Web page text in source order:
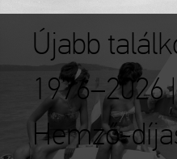
Újabb
1976–2026
Hemző-